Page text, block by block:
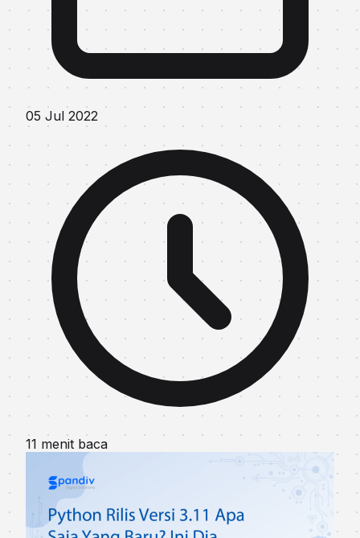
05 Jul 2022
11 menit baca